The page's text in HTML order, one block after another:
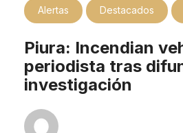
Alertas Destacados
Piura: Incendian
periodista tras
investigación